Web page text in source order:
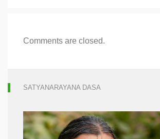
Comments are closed.
SATYANARAYANA DASA